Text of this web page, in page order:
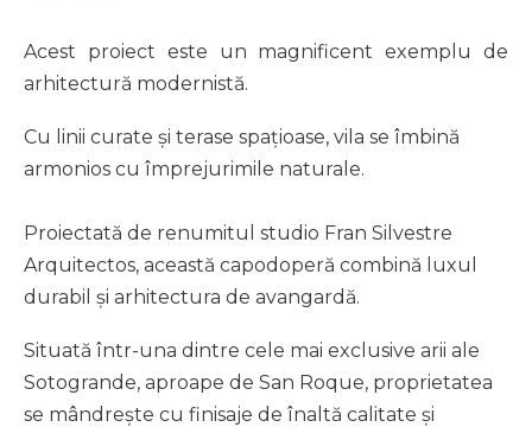
Acest proiect este un magnificent exemplu de
arhitectură modernistă.
Cu linii curate și terase spațioase, vila se îmbină
armonios cu împrejurimile naturale.
Proiectată de renumitul studio Fran Silvestre
Arquitectos, această capodoperă combină luxul
durabil și arhitectura de avangardă.
Situată într-una dintre cele mai exclusive arii ale
Sotogrande, aproape de San Roque, proprietatea
se mândrește cu finisaje de înaltă calitate și